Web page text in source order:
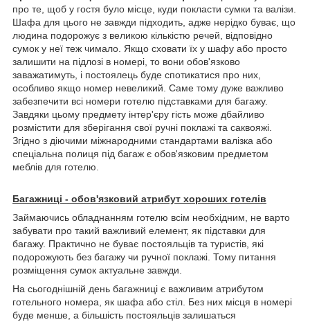
про те, щоб у гостя було місце, куди покласти сумки та валізи.
Шафа для цього не завжди підходить, адже нерідко буває, що
людина подорожує з великою кількістю речей, відповідно
сумок у неї теж чимало. Якщо сховати їх у шафу або просто
залишити на підлозі в номері, то вони обов'язково
заважатимуть, і постоялець буде спотикатися про них,
особливо якщо номер невеликий. Саме тому дуже важливо
забезпечити всі номери готелю підставками для багажу.
Завдяки цьому предмету інтер'єру гість може дбайливо
розмістити для зберігання свої ручні поклажі та саквояжі.
Згідно з діючими міжнародними стандартами валізка або
спеціальна полиця під багаж є обов'язковим предметом
меблів для готелю.
Багажниці - обов'язковий атрибут хороших готелів
Займаючись обладнанням готелю всім необхідним, не варто
забувати про такий важливий елемент, як підставки для
багажу. Практично не буває постояльців та туристів, які
подорожують без багажу чи ручної поклажі. Тому питання
розміщення сумок актуальне завжди.
На сьогоднішній день багажниці є важливим атрибутом
готельного номера, як шафа або стіл. Без них місця в номері
буде менше, а більшість постояльців залишаться